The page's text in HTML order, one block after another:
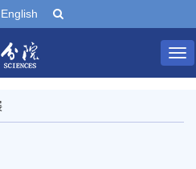
English